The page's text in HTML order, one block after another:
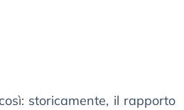
storicamente, il rapporto